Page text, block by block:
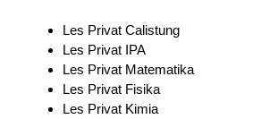
Les Privat Calistung
Les Privat IPA
Les Privat Matematika
Les Privat Fisika
Les Privat Kimia